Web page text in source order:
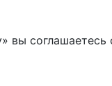
вы соглашаетесь